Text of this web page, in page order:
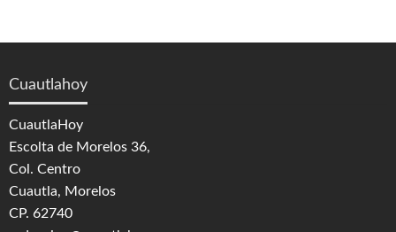
Cuautlahoy
CuautlaHoy
Escolta de Morelos 36,
Col. Centro
Cuautla, Morelos
CP. 62740